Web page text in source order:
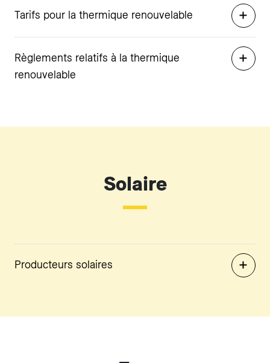
Tarifs pour la thermique renouvelable
Règlements relatifs à la thermique
renouvelable
Solaire
Producteurs solaires